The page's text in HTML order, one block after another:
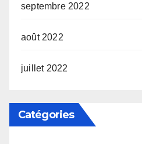
septembre 2022
août 2022
juillet 2022
Catégories